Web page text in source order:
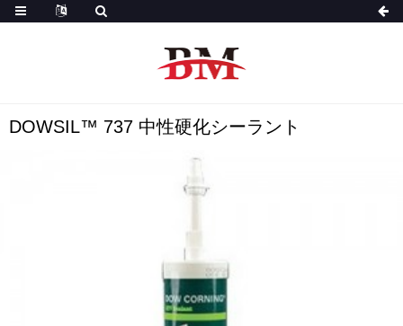
DOWSIL™ 737 中性硬化シーラント